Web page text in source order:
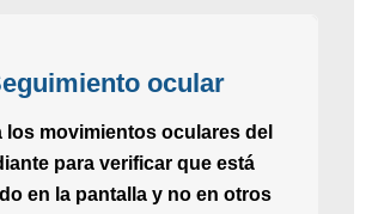
ocular
los movimientos oculares del
para verificar que está
en la pantalla y no en otros